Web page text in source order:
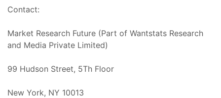
Contact:
Market Research Future (Part of Wantstats Research
and Media Private Limited)
99 Hudson Street, 5Th Floor
New York, NY 10013